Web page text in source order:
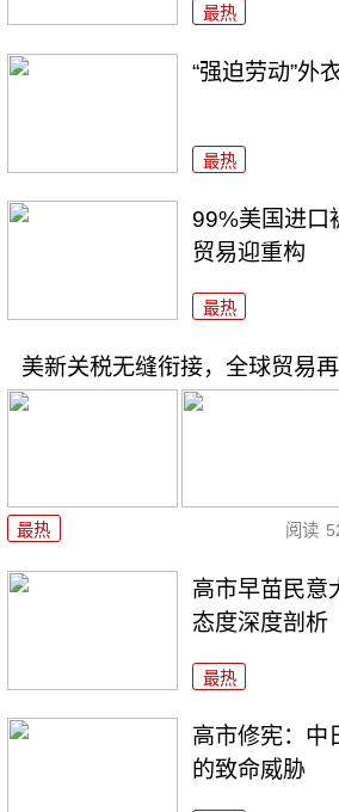
最热
“强迫劳动”外
最热
99%美国进口
贸易迎重构
最热
美新关税无缝衔接，全球贸易
最热 阅读
高市早苗民意
态度深度剖析
最热
高市修宪：中
的致命威胁